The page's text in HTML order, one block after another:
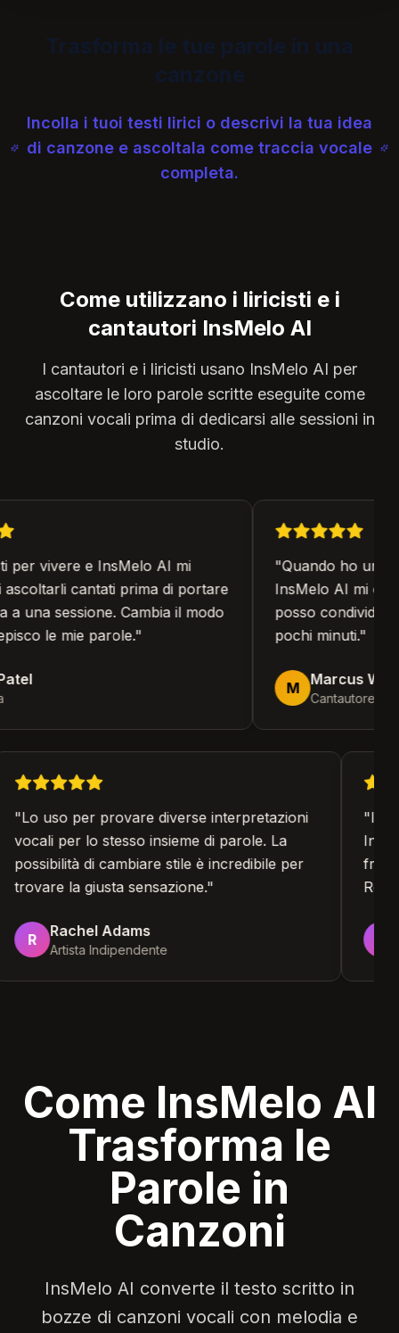
Trasforma le tue parole in una
canzone
Incolla i tuoi testi lirici o descrivi la tua idea
di canzone e ascoltala come traccia vocale
completa.
Come utilizzano i liricisti e i
cantautori InsMelo AI
I cantautori e i liricisti usano InsMelo AI per
ascoltare le loro parole scritte eseguite come
canzoni vocali prima di dedicarsi alle sessioni in
studio.
vivere e InsMelo AI mi
cantati prima di portare
una sessione. Cambia il modo
le mie parole."
Quando ho
InsMelo AI mi
posso condividere
pochi minuti."
M Marcus Webb
Cantautore
"Lo uso per provare diverse interpretazioni
vocali per lo stesso insieme di parole. La
possibilità di cambiare stile è incredibile per
trovare la giusta sensazione.
R Rachel Adams
Artista Indipendente
Come InsMelo AI
Trasforma le
Parole in
Canzoni
InsMelo AI converte il testo scritto in
bozze di canzoni vocali con melodia e